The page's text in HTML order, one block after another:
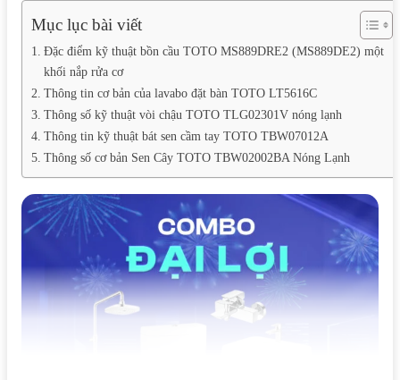
Mục lục bài viết
Đặc điểm kỹ thuật bồn cầu TOTO MS889DRE2 (MS889DE2) một
khối nắp rửa cơ
Thông tin cơ bản của lavabo đặt bàn TOTO LT5616C
Thông số kỹ thuật vòi chậu TOTO TLG02301V nóng lạnh
Thông tin kỹ thuật bát sen cầm tay TOTO TBW07012A
Thông số cơ bản Sen Cây TOTO TBW02002BA Nóng Lạnh